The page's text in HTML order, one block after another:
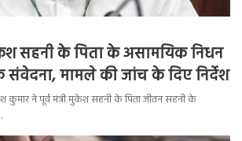
सहनी के पिता के असामयिक निधन
संवेदना, मामले की जांच के दिए निर्देश
कुमार ने पूर्व मंत्री मुकेश सहनी के पिता जीतन सहनी के